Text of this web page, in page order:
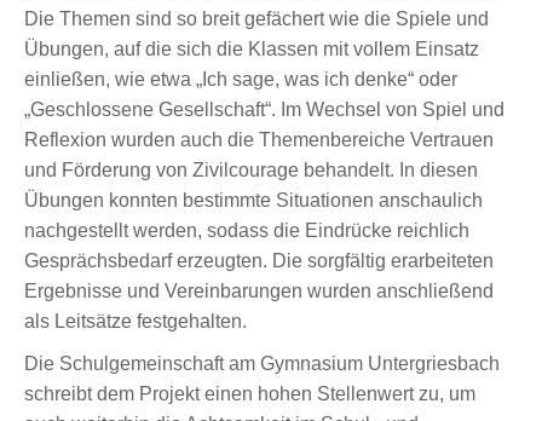
Die Themen sind so breit gefächert wie die Spiele und
Übungen, auf die sich die Klassen mit vollem Einsatz
einließen, wie etwa „Ich sage, was ich denke“ oder
„Geschlossene Gesellschaft“. Im Wechsel von Spiel und
Reflexion wurden auch die Themenbereiche Vertrauen
und Förderung von Zivilcourage behandelt. In diesen
Übungen konnten bestimmte Situationen anschaulich
nachgestellt werden, sodass die Eindrücke reichlich
Gesprächsbedarf erzeugten. Die sorgfältig erarbeiteten
Ergebnisse und Vereinbarungen wurden anschließend
als Leitsätze festgehalten.
Die Schulgemeinschaft am Gymnasium Untergriesbach
schreibt dem Projekt einen hohen Stellenwert zu, um